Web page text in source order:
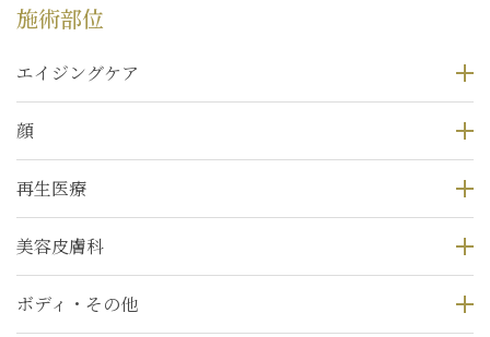
施術部位
エイジングケア
顔
再生医療
美容皮膚科
ボディ・その他